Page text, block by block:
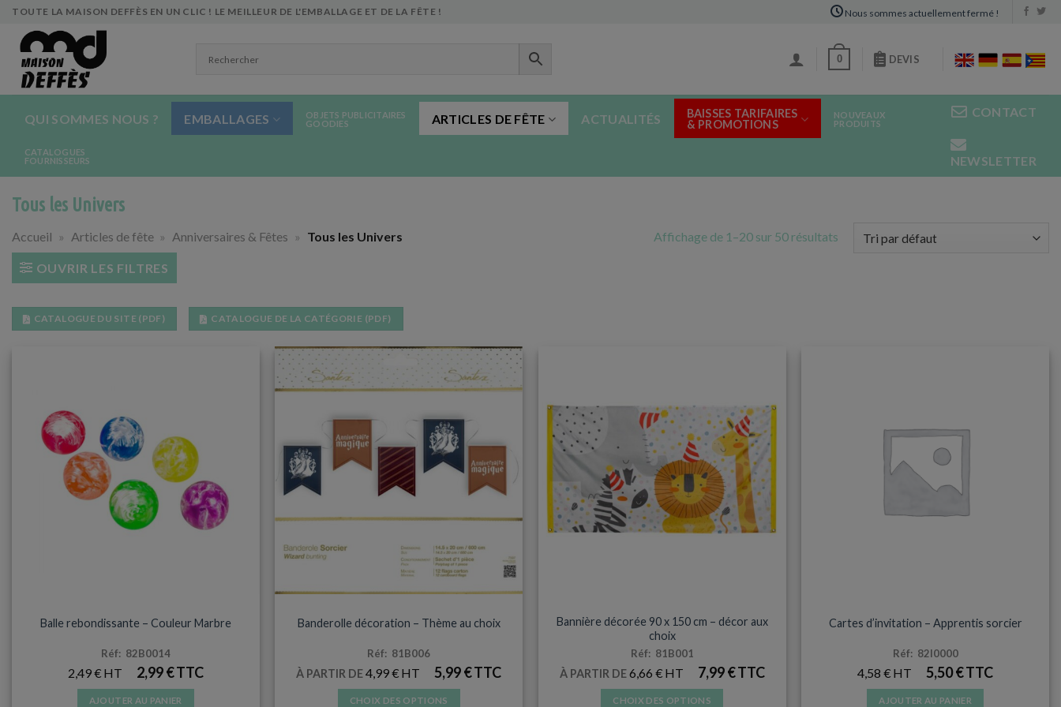
Skip
content
TOUTE LA MAISON DEFFÈS EN UN CLIC ! LE MEILLEUR DE L'EMBALLAGE ET DE LA FÊTE ! Nous sommes actuellement fermé !
0 DEVIS
QUI SOMMES NOUS ? EMBALLAGES
OBJETS PUBLICITAIRES
GOODIES
ARTICLES DE FÊTE ACTUALITÉS
BAISSES TARIFAIRES
& PROMOTIONS
NOUVEAUX
PRODUITS
CATALOGUES
FOURNISSEURS
CONTACT
NEWSLETTER
Tous les Univers
Accueil » Articles de fête » Anniversaires & Fêtes » Tous les Univers
OUVRIR LES FILTRES
Affichage de 1–20 sur 50 résultats
CATALOGUE DU SITE (PDF) CATALOGUE DE LA CATÉGORIE (PDF)
Balle rebondissante – Couleur Marbre
Réf: 82B0014
2,49€ 2,99€
AJOUTER AU PANIER
Banderolle décoration – Thème au choix
Réf: 81B006
À PARTIR DE4,99€ 5,99€
CHOIX DES OPTIONS
Bannière décorée 90 x 150 cm – décor aux
choix
Réf: 81B001
À PARTIR DE6,66 € 7,99€
CHOIX DES OPTIONS
Cartes d’invitation – Apprentis sorcier
Réf: 82I0000
4,58€ 5,50€
AJOUTER AU PANIER